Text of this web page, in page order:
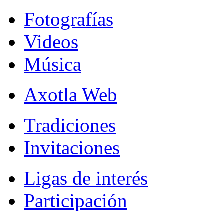
Fotografías
Videos
Música
Axotla Web
Tradiciones
Invitaciones
Ligas de interés
Participación